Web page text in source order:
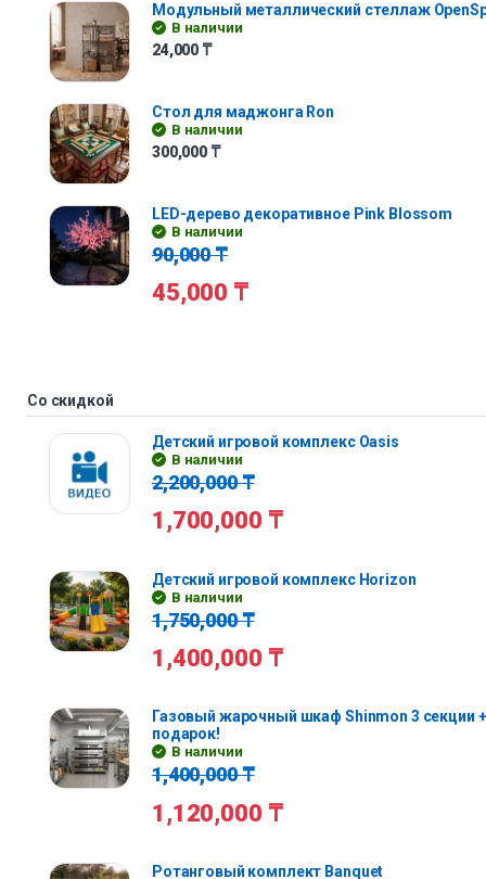
Модульный металлический стеллаж
В наличии
24,000 ₸
Стол для маджонга Ron
В наличии
300,000 ₸
LED-дерево декоративное Pink Blossom
В наличии
90,000₸
45,000 ₸
Со скидкой
Детский игровой комплекс Oasis
В наличии
2,200,000₸
1,700,000 ₸
Детский игровой комплекс Horizon
В наличии
1,750,000₸
1,400,000 ₸
Газовый жарочный шкаф Shinmon 3 секции
подарок!
В наличии
1,400,000₸
1,120,000 ₸
Ротанговый комплект Banquet